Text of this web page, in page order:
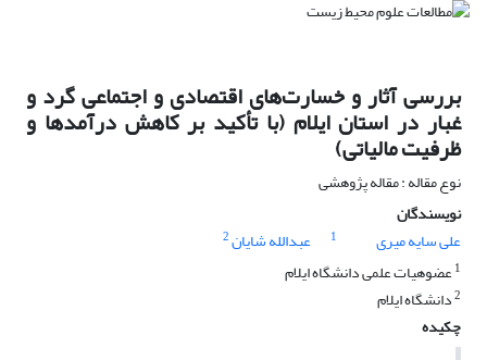
بررسی آثار و خسارت‌های اقتصادی و اجتماعی گرد و
غبار در استان ایلام (با تأکید بر کاهش درآمدها و
ظرفیت مالیاتی)
نوع مقاله : مقاله پژوهشی
نویسندگان
علی سایه میری
1 عبدالله شایان2
1عضوهیات علمی دانشگاه ایلام
2دانشگاه ایلام
چکیده